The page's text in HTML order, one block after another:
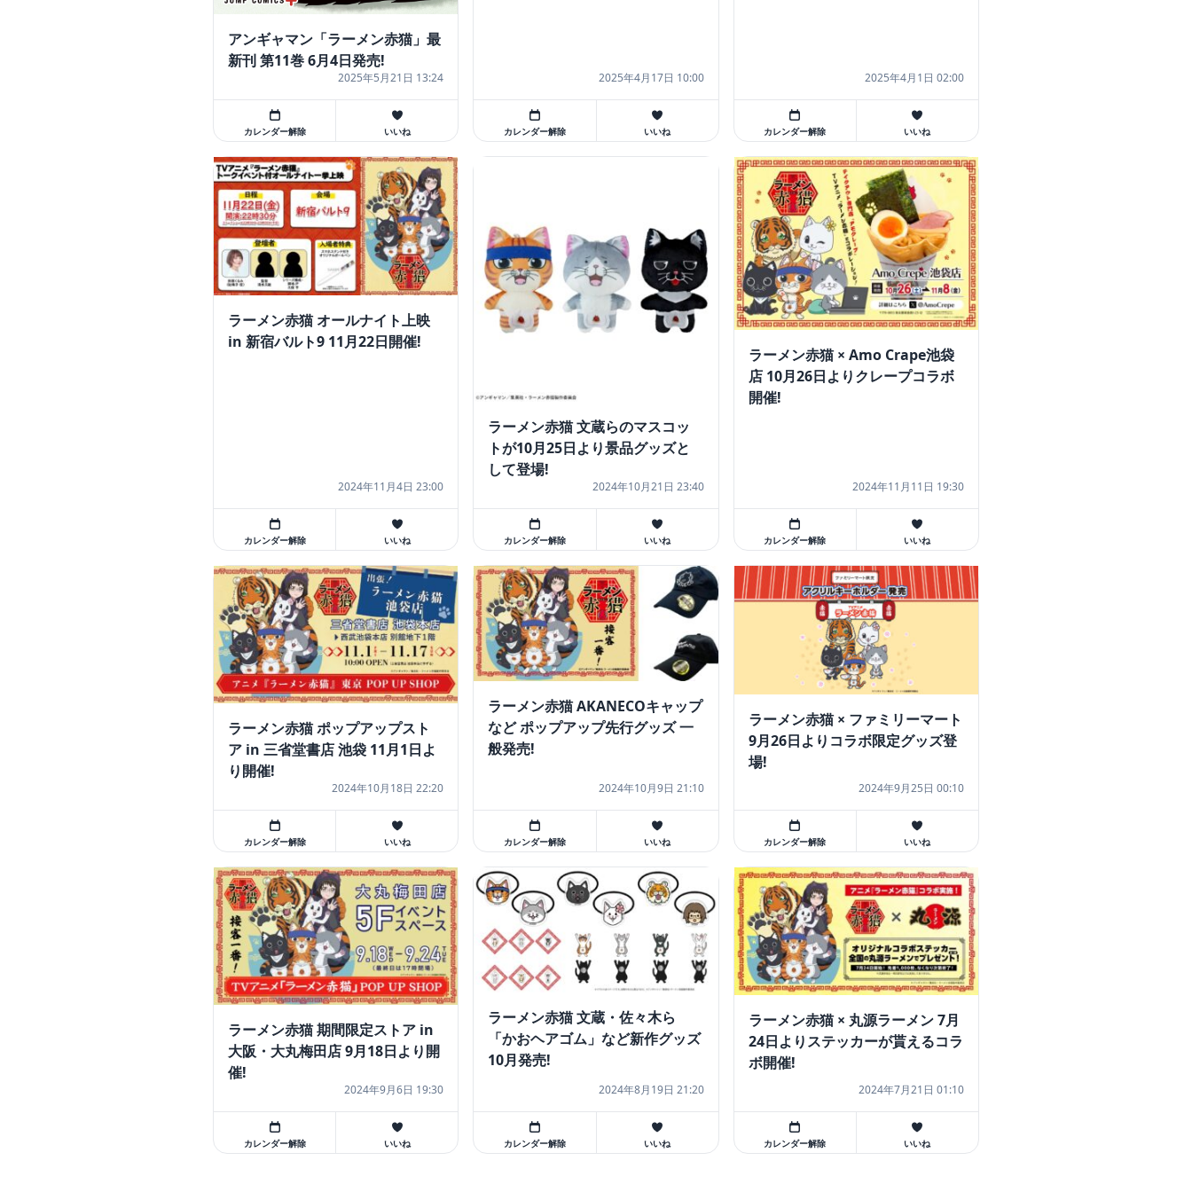
アンギャマン「ラーメン赤猫」最
新刊 第11巻 6月4日発売!
2025年5月21日 13:24
カレンダー解除 いいね
2025年4月17日 10:00
カレンダー解除 いいね
2025年4月1日 02:00
カレンダー解除 いいね
ラーメン赤猫 オールナイト上映
in 新宿バルト9 11月22日開催!
2024年11月4日 23:00
カレンダー解除 いいね
ラーメン赤猫 文蔵らのマスコッ
トが10月25日より景品グッズと
して登場!
2024年10月21日 23:40
カレンダー解除 いいね
ラーメン赤猫 × Amo Crape池袋
店 10月26日よりクレープコラボ
開催!
2024年11月11日 19:30
カレンダー解除 いいね
ラーメン赤猫 ポップアップスト
ア in 三省堂書店 池袋 11月1日よ
り開催!
2024年10月18日 22:20
カレンダー解除 いいね
ラーメン赤猫 AKANECOキャップ
など ポップアップ先行グッズ 一
般発売!
2024年10月9日 21:10
カレンダー解除 いいね
ラーメン赤猫 × ファミリーマート
9月26日よりコラボ限定グッズ登
場!
2024年9月25日 00:10
カレンダー解除 いいね
ラーメン赤猫 期間限定ストア in
大阪・大丸梅田店 9月18日より開
催!
2024年9月6日 19:30
カレンダー解除 いいね
ラーメン赤猫 文蔵・佐々木ら
「かおヘアゴム」など新作グッズ
10月発売!
2024年8月19日 21:20
カレンダー解除 いいね
ラーメン赤猫 × 丸源ラーメン 7月
24日よりステッカーが貰えるコラ
ボ開催!
2024年7月21日 01:10
カレンダー解除 いいね